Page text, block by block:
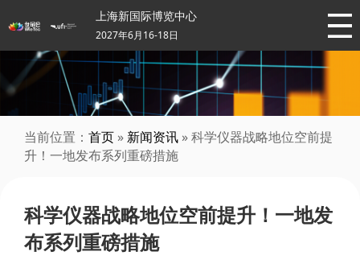
上海新国际博览中心
2027年6月16-18日
当前位置： 首页 » 新闻资讯 » 科学仪器战略地位空前提
升！一地发布系列重磅措施
科学仪器战略地位空前提升！一地发
布系列重磅措施